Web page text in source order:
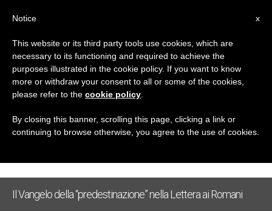
GIORNO
Ottobre 11th, 2008
ULTIME NOTIZIE
Il Vangelo della “predestinazione” nella Lettera ai Romani
x
Notice
This website or its third party tools use cookies, which are
necessary to its functioning and required to achieve the
purposes illustrated in the cookie policy. If you want to know
more or withdraw your consent to all or some of the cookies,
please refer to the cookie policy
By closing this banner, scrolling this page, clicking a link or
continuing to browse otherwise, you agree to the use of cookies.